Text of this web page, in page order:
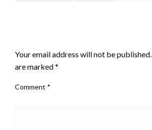
Your email address will not be published.
are marked*
Comment *